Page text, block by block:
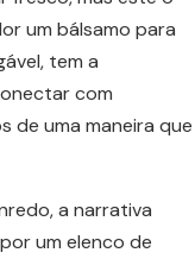
um bálsamo para
tem a
com
de uma maneira que
a narrativa
um elenco de